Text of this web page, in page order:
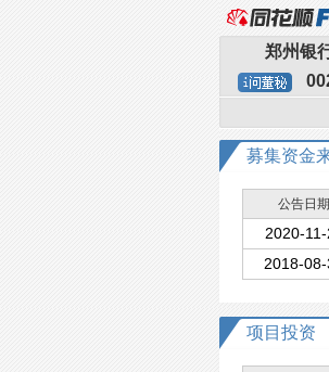
郑州银
募集资金
公告日期
2020-
2018-
项目投资